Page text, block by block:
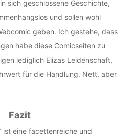
sich geschlossene Geschichte,
und sollen wohl
geben. Ich gestehe, dass
habe diese Comicseiten zu
lediglich Elizas Leidenschaft,
für die Handlung. Nett, aber
Fazit
ist eine facettenreiche und